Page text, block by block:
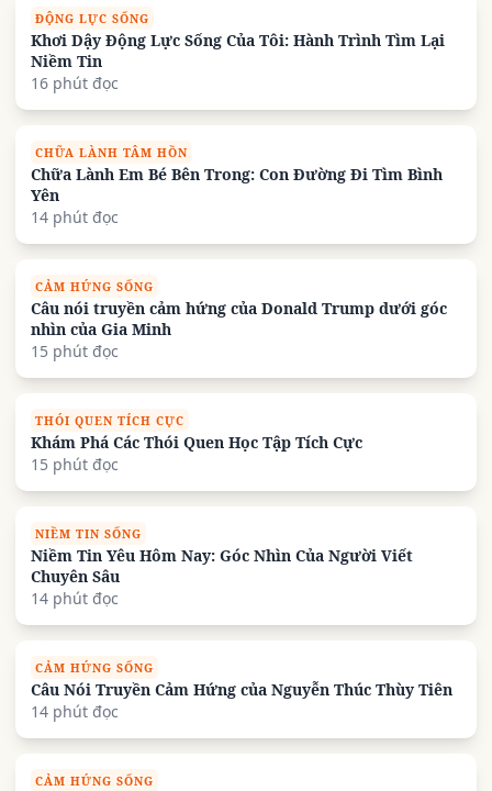
ĐỘNG LỰC SỐNG
Khơi Dậy Động Lực Sống Của Tôi: Hành Trình Tìm Lại
Niềm Tin
16 phút đọc
CHỮA LÀNH TÂM HỒN
Chữa Lành Em Bé Bên Trong: Con Đường Đi Tìm Bình
Yên
14 phút đọc
CẢM HỨNG SỐNG
Câu nói truyền cảm hứng của Donald Trump dưới góc
nhìn của Gia Minh
15 phút đọc
THÓI QUEN TÍCH CỰC
Khám Phá Các Thói Quen Học Tập Tích Cực
15 phút đọc
NIỀM TIN SỐNG
Niềm Tin Yêu Hôm Nay: Góc Nhìn Của Người Viết
Chuyên Sâu
14 phút đọc
CẢM HỨNG SỐNG
Câu Nói Truyền Cảm Hứng của Nguyễn Thúc Thùy Tiên
14 phút đọc
CẢM HỨNG SỐNG